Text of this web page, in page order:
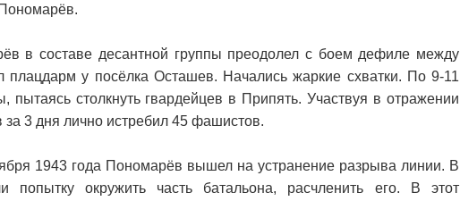
в составе десантной группы преодолел с боем дефиле между
у посёлка Осташев. Начались жаркие схватки. По 9-11
пытаясь столкнуть гвардейцев в Припять. Участвуя в отражении
3 дня лично истребил 45 фашистов.
1943 года Пономарёв вышел на устранение разрыва линии. В
окружить часть батальона, расчленить его. В этот